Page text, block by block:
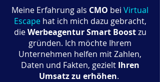
Meine Erfahrung als CMO bei Virtual
Escapehatich mich dazu gebracht,
dieWerbeagentur Smart Boostzu
gründen. Ich möchte Ihrem
Unternehmen helfen mit Zahlen,
Daten und Fakten, gezielt Ihren
Umsatz zu erhöhen.